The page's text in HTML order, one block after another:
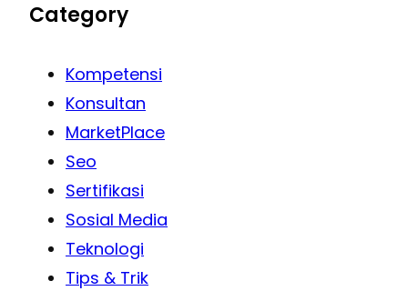
Category
Kompetensi
Konsultan
MarketPlace
Seo
Sertifikasi
Sosial Media
Teknologi
Tips & Trik